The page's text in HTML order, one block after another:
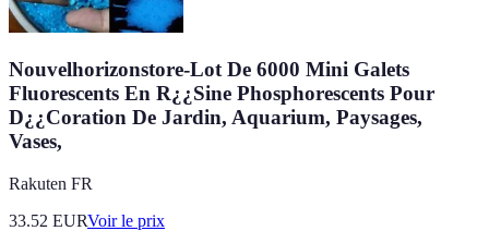
Nouvelhorizonstore-Lot De 6000 Mini Galets
Fluorescents En R¿¿Sine Phosphorescents Pour
D¿¿Coration De Jardin, Aquarium, Paysages,
Vases,
Rakuten FR
33.52 EURVoir le prix